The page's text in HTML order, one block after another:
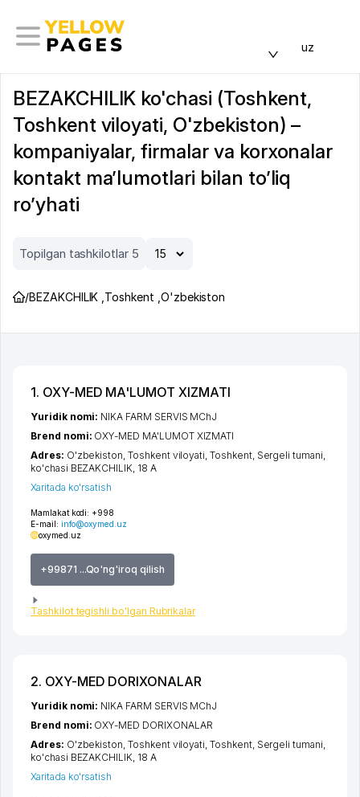
uz
BEZAKCHILIK ko'chasi (Toshkent,
Toshkent viloyati, O'zbekiston) –
kompaniyalar, firmalar va korxonalar
kontakt ma’lumotlari bilan to’liq
ro’yhati
Topilgan tashkilotlar 5
/BEZAKCHILIK Toshkent O'zbekiston
1. OXY-MED MA'LUMOT XIZMATI
Mamlakat kodi: +998
E-mail: info@oxymed.uz
oxymed.uz
+99871 ...Qo'ng'iroq qilish
Tashkilot tegishli bo'lgan Rubrikalar
Yuridik nomi: NIKA FARM SERVIS MChJ
Brend nomi: OXY-MED MA'LUMOT XIZMATI
Adres: O'zbekiston,Toshkent viloyati,Toshkent, Sergeli tumani,
ko'chasi BEZAKCHILIK, 18 A
Xaritada ko'rsatish
2. OXY-MED DORIXONALAR
Yuridik nomi: NIKA FARM SERVIS MChJ
Brend nomi: OXY-MED DORIXONALAR
Adres: O'zbekiston,Toshkent viloyati,Toshkent, Sergeli tumani,
ko'chasi BEZAKCHILIK, 18 A
Xaritada ko'rsatish